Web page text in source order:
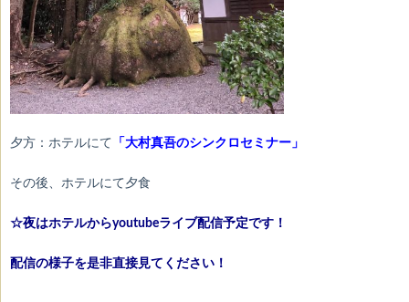
夕方：ホテルにて 「大村真吾のシンクロセミナー」
その後、ホテルにて夕食
☆夜はホテルからyoutubeライブ配信予定です！
配信の様子を是非直接見てください！